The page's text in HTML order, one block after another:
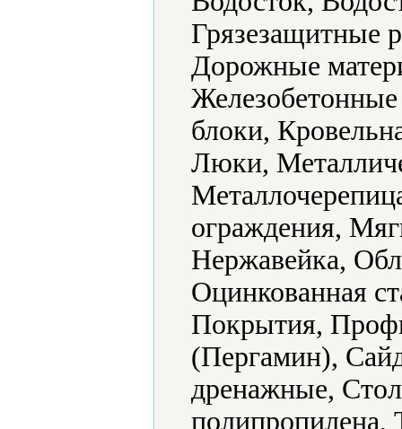
Грязезащитные
Дорожные
блоки,
Люки,
ограждения,
Нержавейка,
Оцинкованная
Покрытия,
(Пергамин),
дренажные,
полипропилена,